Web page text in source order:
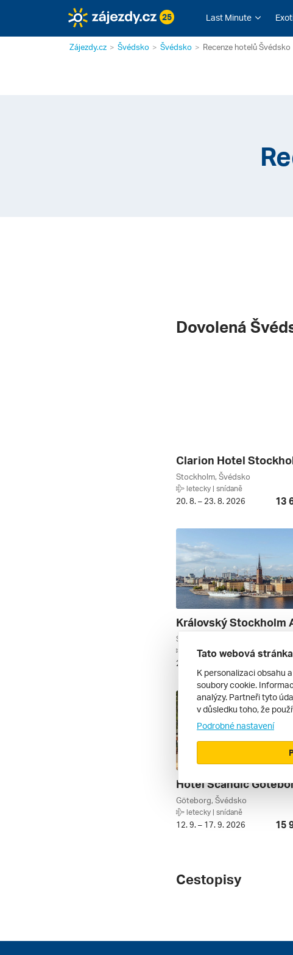
25 Last Minute
Zájezdy.cz Švédsko Švédsko Recenze hotelů Švédsko
Dovolená
Stockholm, Švédsko
letecky | snídaně
20. 8. – 23. 8. 2026 13
Stockholm, Lund, Švédsko
letecky | snídaně
20. 8. – 23. 8. 2026 17
Göteborg, Švédsko
letecky | snídaně
12. 9. – 17. 9. 2026 15
Cestopisy
Tato webová
K personalizaci obsahu
soubory cookie.
analýzy. Partneři tyto
v důsledku toho, že
Podrobné nastavení